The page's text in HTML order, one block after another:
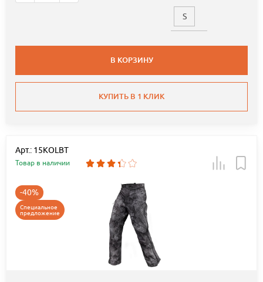
S
В КОРЗИНУ
КУПИТЬ В 1 КЛИК
Арт.: 15KOLBT
Товар в наличии
-40%
Специальное
предложение